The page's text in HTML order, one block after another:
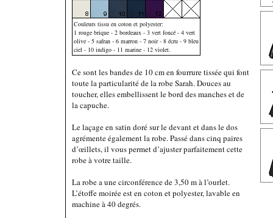
Couleurs tissu en coton et polyester:
1 rouge brique - 2 bordeaux - 3 vert foncé - 4 vert
olive - 5 safran - 6 marron - 7 noir - 8 écru - 9 bleu
ciel - 10 indigo - 11 marine - 12 violet.
Ce sont les bandes de 10 cm en fourrure tissée qui font
toute la particularité de la robe Sarah. Douces au
toucher, elles embellissent le bord des manches et de
la capuche.
Le laçage en satin doré sur le devant et dans le dos
agrémente également la robe. Passé dans cinq paires
d’œillets, il vous permet d’ajuster parfaitement cette
robe à votre taille.
La robe a une circonférence de 3,50 m à l’ourlet.
L’étoffe moirée est en coton et polyester, lavable en
machine à 40 degrés.